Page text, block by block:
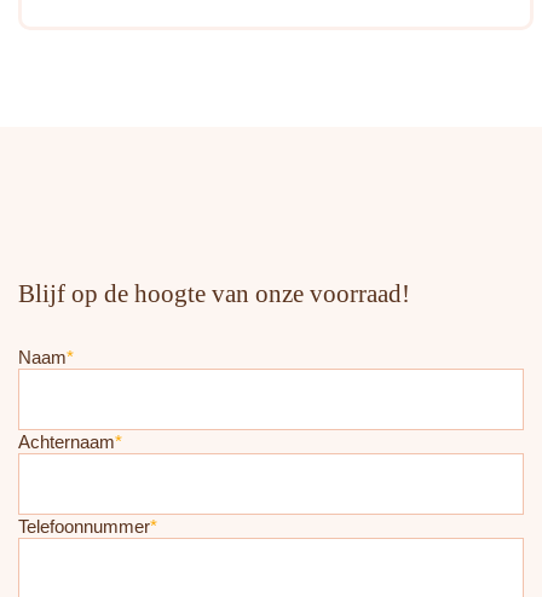
Blijf op de hoogte van onze voorraad!
Naam*
Achternaam*
Telefoonnummer*